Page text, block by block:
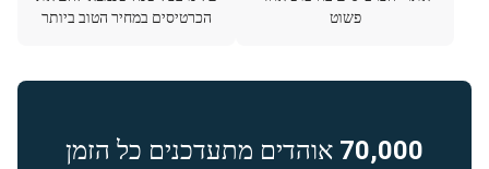
פשוט
הכרטיסים במחיר הטוב ביותר
70,000 אוהדים מתעדכנים כל הזמן